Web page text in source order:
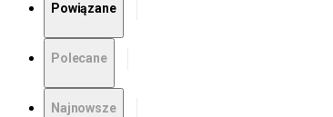
Powiązane
Polecane
Najnowsze